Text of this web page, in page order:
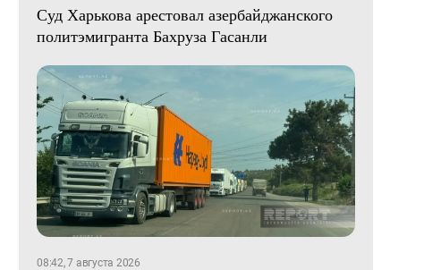
Суд Харькова арестовал азербайджанского
политэмигранта Бахруза Гасанли
08:42, 7 августа 2026